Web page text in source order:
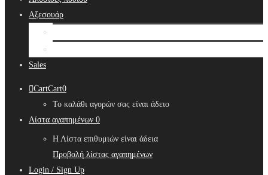
Αξεσουάρ
Sales
CartCart0
Το καλάθι αγορών σας είναι άδειο
Λίστα αγαπημένων 0
Η Λίστα επιθυμιών είναι άδεια
Προβολή λίστας αγαπημένων
Login / Sign Up